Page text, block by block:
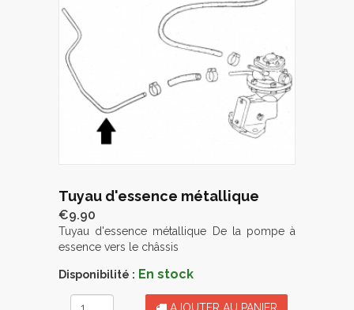
Tuyau d'essence métallique
€9.90
Tuyau d'essence métallique De la pompe à
essence vers le châssis
Disponibilité : En stock